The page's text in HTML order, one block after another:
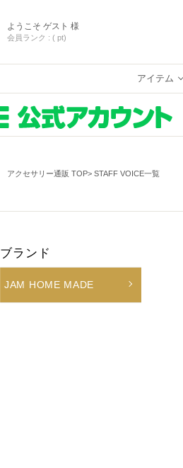
ようこそ ゲスト 様
会員ランク : ( pt)
アイテム
アクセサリー通販 TOP STAFF VOICE一覧
ブランド
JAM HOME MADE